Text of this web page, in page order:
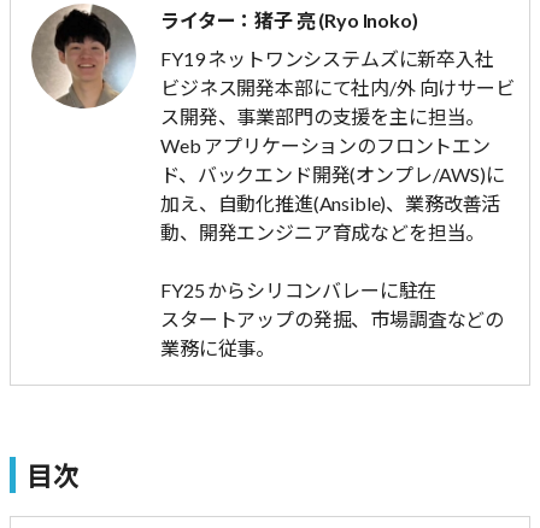
ライター：猪子 亮 (Ryo Inoko)
FY19 ネットワンシステムズに新卒入社
ビジネス開発本部にて社内/外 向けサービ
ス開発、事業部門の支援を主に担当。
Web アプリケーションのフロントエン
ド、バックエンド開発(オンプレ/AWS)に
加え、自動化推進(Ansible)、業務改善活
動、開発エンジニア育成などを担当。
FY25 からシリコンバレーに駐在
スタートアップの発掘、市場調査などの
業務に従事。
目次